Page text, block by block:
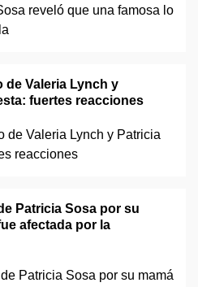
de Valeria Lynch y
fuertes reacciones
Patricia Sosa por su
afectada por la